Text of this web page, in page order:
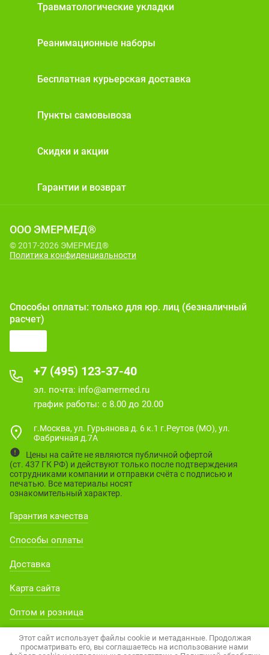
Травматологические укладки
Реанимационные наборы
Бесплатная курьерская доставка
Пункты самовывоза
Скидки и акции
Гарантии и возврат
ООО ЭМЕРМЕД®
© 2017-2026 ЭМЕРМЕД®
Политика конфиденциальности
Способы оплаты: только для юр. лиц (безналичный
расчет)
+7 (495) 123-37-40
эл. почта: info@amermed.ru
график работы: с 8.00 до 20.00
г.Москва, ул. Гурьянова д. 6 к.1 г.Реутов (МО), ул.
Фабричная д.7А
Цены на сайте не являются публичной офертой
(ст. 437 ГК РФ) и действуют только после подтверждения
сотрудниками компании и отправки счёта с подписью и
печатью. Все материалы носят
ознакомительный характер.
Гарантия качества
Способы оплаты
Доставка
Карта сайта
Оптом и розница
Этот сайт использует файлы cookie и метаданные. Продолжая
просматривать его, вы соглашаетесь на использование нами